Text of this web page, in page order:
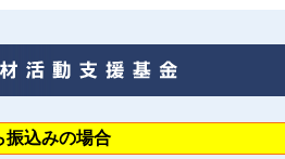
振込みの場合